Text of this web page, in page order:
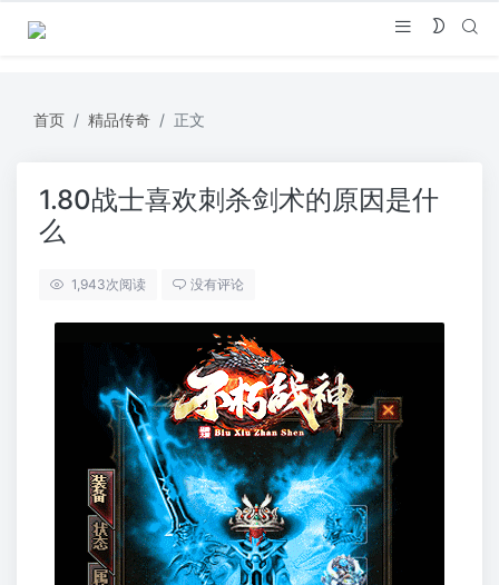
首页 精品传奇 正文
1.80战士喜欢刺杀剑术的原因是什
么
1,943次阅读 没有评论